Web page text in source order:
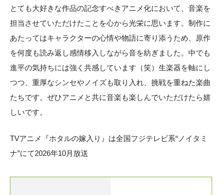
とても大好きな作品の記念すべきアニメ化において、音楽を
担当させていただけたことを心から光栄に思います。制作に
あたってはキャラクターの心情や物語に寄り添うため、原作
を何度も読み返し感情移入しながら音を紡ぎました。中でも
進平の気持ちには強く共感しています（笑）生楽器を軸にし
つつ、重厚なシンセやノイズも取り入れ、挑戦を重ねた楽曲
たちです。ぜひアニメと共に音楽も楽しんでいただけたら嬉
しいです。
TVアニメ『ホタルの嫁入り』は全国フジテレビ系“ノイタミ
ナ”にて2026年10月放送